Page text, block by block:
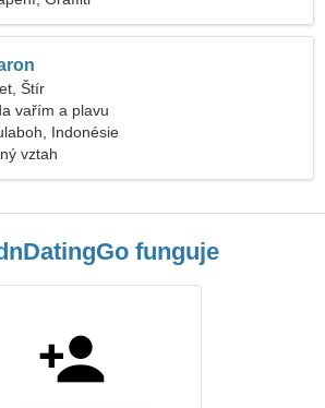
Štír
vařím a plavu
Indonésie
vztah
funguje